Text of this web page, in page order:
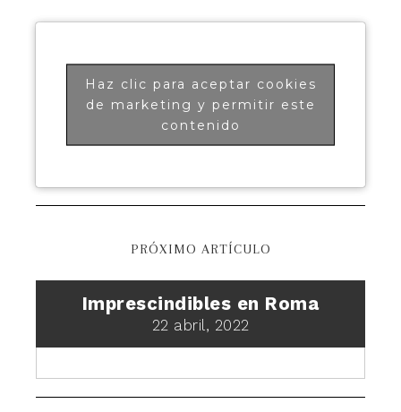
Haz clic para aceptar cookies
de marketing y permitir este
contenido
PRÓXIMO ARTÍCULO
Imprescindibles en Roma
22 abril, 2022